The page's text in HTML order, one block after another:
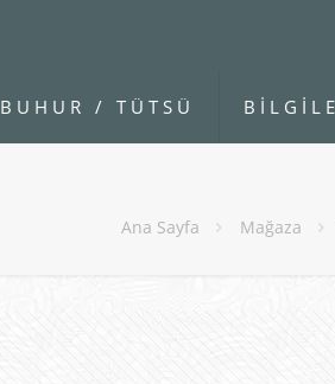
BUHUR / TÜTSÜ
Ana Sayfa Mağaza